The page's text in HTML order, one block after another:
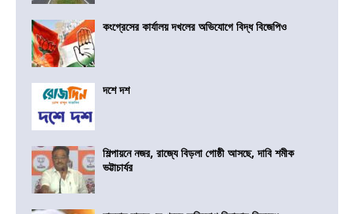
কংগ্রেসের কার্যালয় দখলের অভিযোগে বিদ্ধ বিজেপিও
দশে দশ
শিল্পায়নে নজর, রাজ্যে বিড়লা গোষ্ঠী আসছে, দাবি শমীক
ভট্টাচার্যর